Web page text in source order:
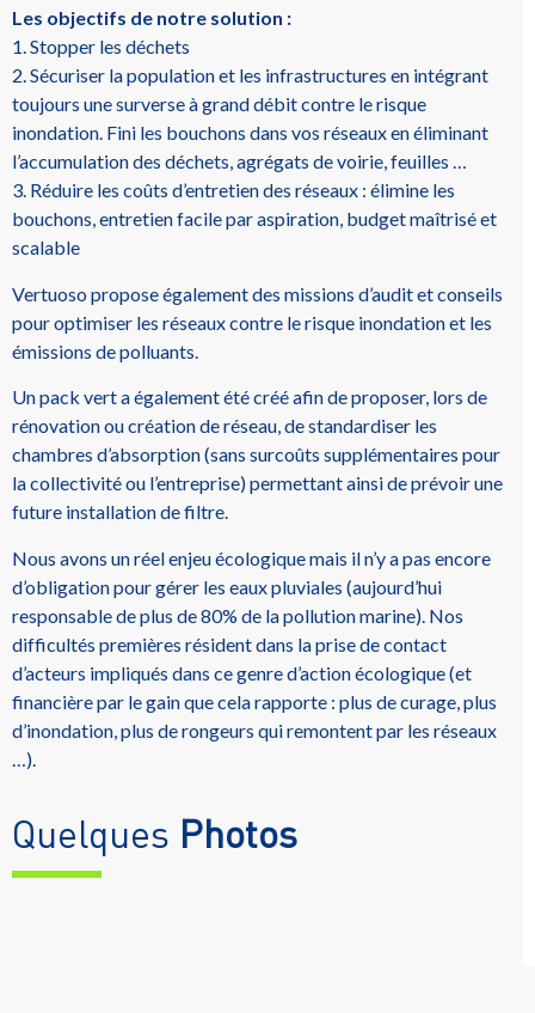
Les objectifs de notre solution :
1. Stopper les déchets
2. Sécuriser la population et les infrastructures en intégrant
toujours une surverse à grand débit contre le risque
inondation. Fini les bouchons dans vos réseaux en éliminant
l’accumulation des déchets, agrégats de voirie, feuilles …
3. Réduire les coûts d’entretien des réseaux : élimine les
bouchons, entretien facile par aspiration, budget maîtrisé et
scalable
Vertuoso propose également des missions d’audit et conseils
pour optimiser les réseaux contre le risque inondation et les
émissions de polluants.
Un pack vert a également été créé afin de proposer, lors de
rénovation ou création de réseau, de standardiser les
chambres d’absorption (sans surcoûts supplémentaires pour
la collectivité ou l’entreprise) permettant ainsi de prévoir une
future installation de filtre.
Nous avons un réel enjeu écologique mais il n’y a pas encore
d’obligation pour gérer les eaux pluviales (aujourd’hui
responsable de plus de 80% de la pollution marine). Nos
difficultés premières résident dans la prise de contact
d’acteurs impliqués dans ce genre d’action écologique (et
financière par le gain que cela rapporte : plus de curage, plus
d’inondation, plus de rongeurs qui remontent par les réseaux
…).
Quelques Photos